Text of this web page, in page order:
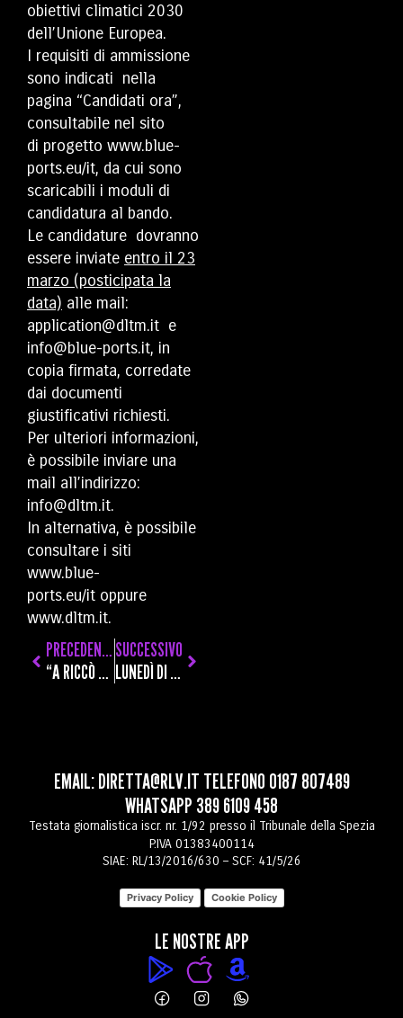
obiettivi climatici 2030
dell’Unione Europea.
I requisiti di ammissione
sono indicati nella
pagina “Candidati ora”,
consultabile nel sito
di progetto www.blue-
ports.eu/it, da cui sono
scaricabili i moduli di
candidatura al bando.
Le candidature dovranno
essere inviate entro il 23
marzo (posticipata la
data) alle mail:
application@dltm.it e
info@blue-ports.it, in
copia firmata, corredate
dai documenti
giustificativi richiesti.
Per ulteriori informazioni,
è possibile inviare una
mail all’indirizzo:
info@dltm.it.
In alternativa, è possibile
consultare i siti
www.blue-
ports.eu/it oppure
www.dltm.it.
PRECEDENTE
“A RICCÒ SOLO ASSESSORI UOMINI. LA PARITÀ DI GENERE SI DEVE PRATICARE OGNI GIORNO”
SUCCESSIVO
LUNEDÌ DI SCIOPERO GENERALE PER I SINDACATI DI BASE: “PER LE DONNE E CONTRO IL DIVARIO RETRIBUTIVO DI GENERE”
EMAIL:DIRETTA@RLV.IT TELEFONO 0187 807489
WHATSAPP 389 6109 458
Testata giornalistica iscr. nr. 1/92 presso il Tribunale della Spezia
P.IVA 01383400114
SIAE: RL/13/2016/630 – SCF: 41/5/26
Privacy Policy Cookie Policy
LE NOSTRE APP